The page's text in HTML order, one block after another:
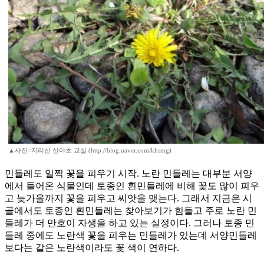
▲사진=지리산 산야초 교실 (http://blog.naver.com/khsmg)
민들레도 일찍 꽃을 피우기 시작. 노란 민들레는 대부분 서양
에서 들어온 식물인데 토종인 흰민들레에 비해 꽃도 많이 피우
고 늦가을까지 꽃을 피우고 씨앗을 맺는다. 그래서 지금은 시
골에서도 토종인 흰민들레는 찾아보기가 힘들고 주로 노란 민
들레가 더 만호이 자생을 하고 있는 실정이다. 그러나 토종 민
들레 중에도 노란색 꽃을 피우는 민들레가 있는데 서양민들레
보다는 같은 노란색이라도 꽃 색이 연하다.